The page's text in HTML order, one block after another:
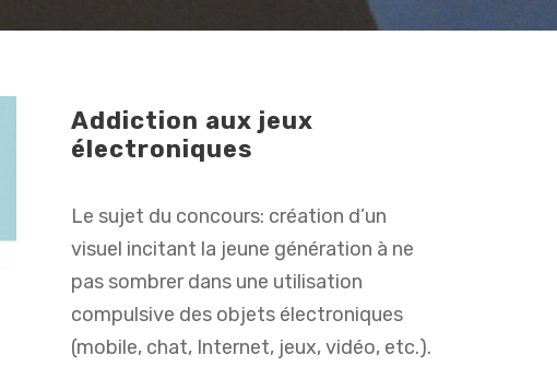
Addiction aux jeux
électroniques
Le sujet du concours: création d’un
visuel incitant la jeune génération à ne
pas sombrer dans une utilisation
compulsive des objets électroniques
(mobile, chat, Internet, jeux, vidéo, etc.).